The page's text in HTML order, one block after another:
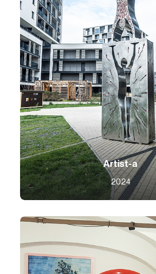
Artist-a
2024